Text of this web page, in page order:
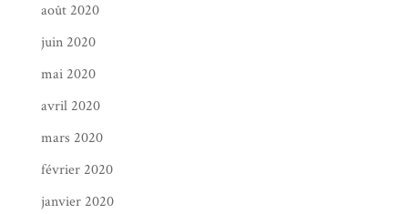
août 2020
juin 2020
mai 2020
avril 2020
mars 2020
février 2020
janvier 2020